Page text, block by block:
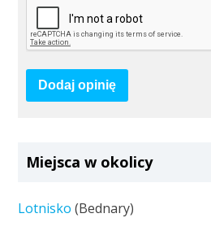
Dodaj opinię
Miejsca w okolicy
Lotnisko (Bednary)